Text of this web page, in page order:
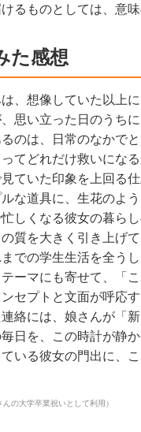
るものとしては、意
た感想
、想像していた以上
思い立った日のうち
のは、日常のなかで
てどれだけ救いにな
ていた印象を上回る
な道具に、生花のよ
しくなる彼女の暮ら
質を大きく引き上げて
での学生生活を全う
ーマにも寄せて、「
セプトと文面が呼応
絡には、娘さんが「
日を、この時計が静
いる彼女の門出に、
の大学卒業祝いとして利用）